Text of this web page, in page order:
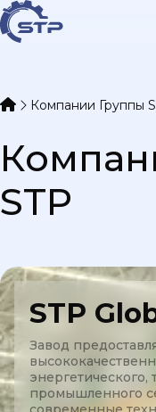
Компании Группы
STP
STP
Завод
промышленного